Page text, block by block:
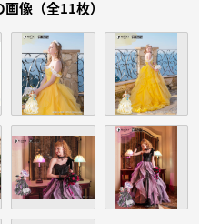
像（全11枚）